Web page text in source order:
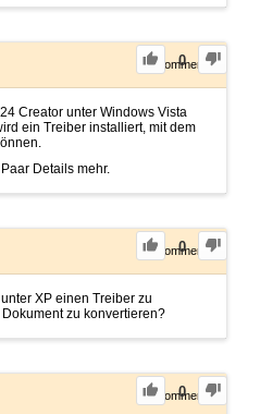
0
0Comments
Creator unter Windows Vista
ein Treiber installiert, mit dem
Details mehr.
0
0Comments
XP einen Treiber zu
zu konvertieren?
0
0Comments